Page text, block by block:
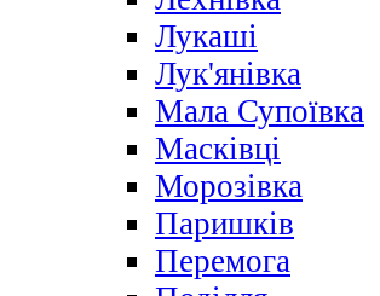
Лукаші
Лук'янівка
Мала Супоївка
Масківці
Морозівка
Паришків
Перемога